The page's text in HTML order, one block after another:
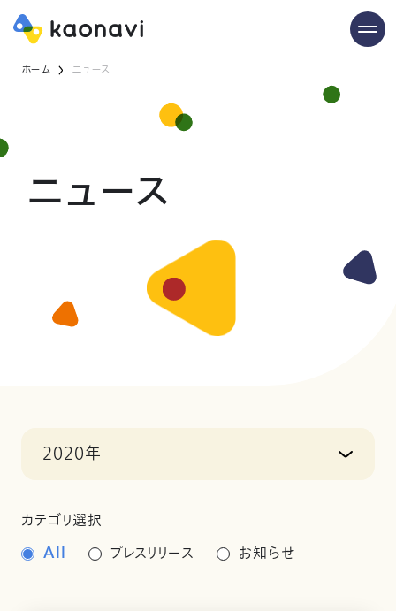
ホーム ニュース
ニュース
2020年
カテゴリ選択
All プレスリリース お知らせ